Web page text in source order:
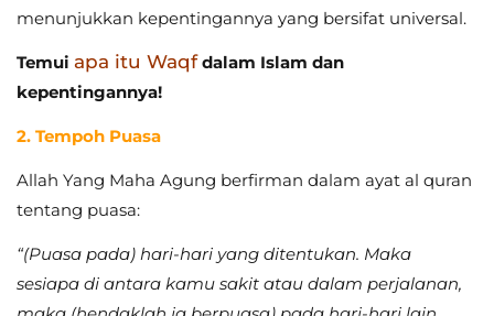
menunjukkan kepentingannya yang bersifat universal.
Temui apa itu Waqf dalam Islam dan
kepentingannya!
2. Tempoh Puasa
Allah Yang Maha Agung berfirman dalam ayat al quran
tentang puasa:
“(Puasa pada) hari-hari yang ditentukan. Maka
sesiapa di antara kamu sakit atau dalam perjalanan,